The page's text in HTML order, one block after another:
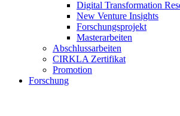
Digital Transformation
New Venture Insights
Forschungsprojekt
Masterarbeiten
Abschlussarbeiten
CIRKLA Zertifikat
Promotion
Forschung